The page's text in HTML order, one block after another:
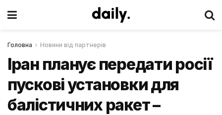
Головна Новини від партнерів
Іран планує передати росії
пускові установки для
балістичних ракет –